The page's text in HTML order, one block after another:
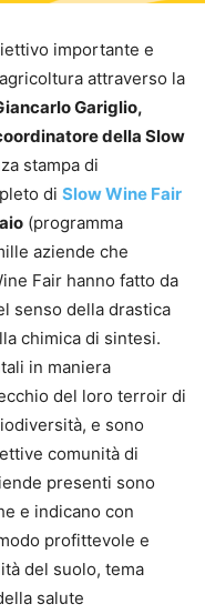
importante e
attraverso la
Gariglio,
della Slow
stampa di
di Slow Wine Fair
(programma
aziende che
Fair hanno fatto da
senso della drastica
chimica di sintesi.
in maniera
del loro terroir di
e sono
comunità di
presenti sono
e indicano con
profittevole e
del suolo, tema
salute